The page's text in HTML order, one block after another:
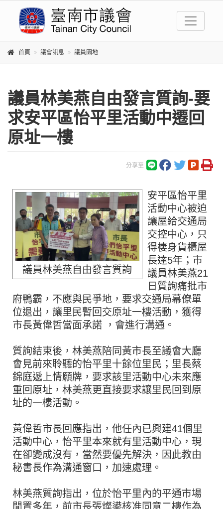
首頁 議會訊息 議員園地
議員林美燕自由發言質詢-要
求安平區怡平里活動中遷回
原址一樓
分享至
議員林美燕自由發言質詢
安平區怡平里
活動中心被迫
讓屋給交通局
交控中心，只
得棲身貨櫃屋
長達5年；市
議員林美燕21
日質詢痛批市
府鴨霸，不應與民爭地，要求交通局幕僚單
位退出，讓里民暫回交原址一樓活動，獲得
市長黃偉哲當面承諾 ，會進行溝通。
質詢結束後，林美燕陪同黃市長至議會大廳
會見前來聆聽的怡平里十餘位里民；里長蔡
錦庭遞上情願牌，要求該里活動中心未來應
重回原址，林美燕更直接要求讓里民回到原
址的一樓活動。
黃偉哲市長回應指出，他任內已興建41個里
活動中心，怡平里本來就有里活動中心，現
在卻變成沒有，當然要優先解決，因此教由
秘書長作為溝通窗口，加速處理。
林美燕質詢指出，位於怡平里內的平通市場
閒置多年，前市長張燦鍙核准同意二樓作為